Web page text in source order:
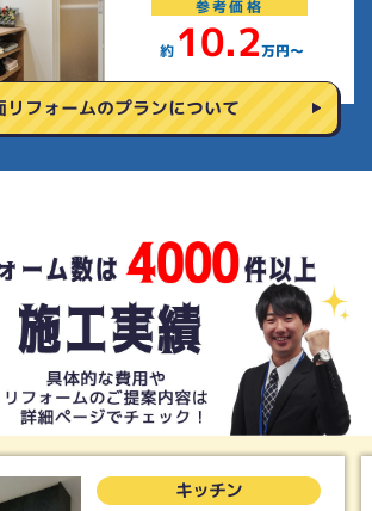
参考価格
約 10.2万円〜
リフォームのプランについて
トイレ